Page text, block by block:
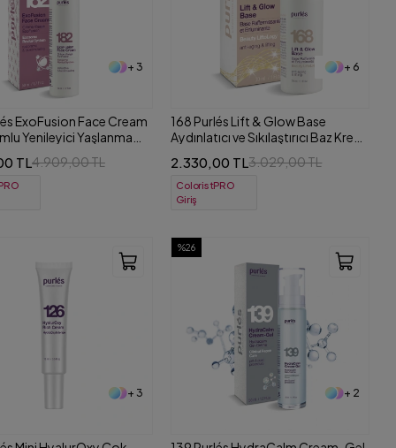
+ 3
ExoFusion Face Cream
Yenileyici Yaşlanma
TL4.909,00 TL
+ 6
168 Purlés Lift & Glow Base
Aydınlatıcı ve Sıkılaştırıcı Baz Krem
2.330,00 TL3.029,00 TL
ColoristPRO
Giriş
+ 3
%26
+ 2